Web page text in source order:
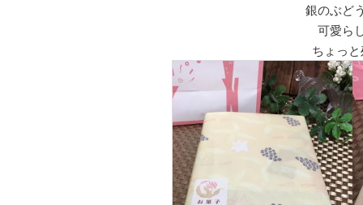
銀のぶど
可愛ら
ちょっ